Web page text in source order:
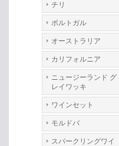
チリ
ポルトガル
オーストラリア
カリフォルニア
ニュージーランド グ
レイワッキ
ワインセット
モルドバ
スパークリングワイ